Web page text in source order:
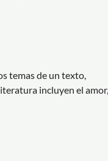
temas de un texto,
incluyen el amor,